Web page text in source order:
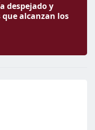
despejado y
alcanzan los